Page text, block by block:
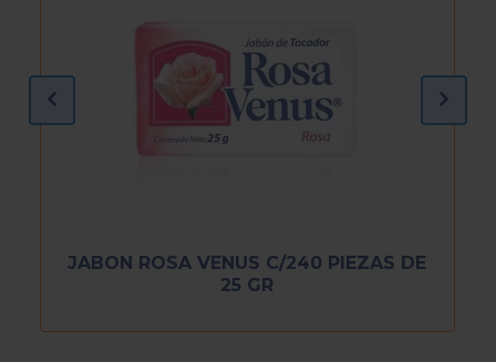
JABON ROSA VENUS C/240 PIEZAS DE
25 GR